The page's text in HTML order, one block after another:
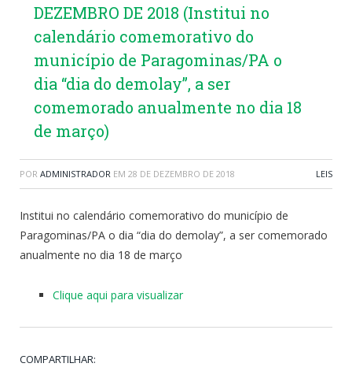
DEZEMBRO DE 2018 (Institui no
calendário comemorativo do
município de Paragominas/PA o
dia “dia do demolay”, a ser
comemorado anualmente no dia 18
de março)
POR ADMINISTRADOR EM 28 DE DEZEMBRO DE 2018 LEIS
Institui no calendário comemorativo do município de
Paragominas/PA o dia “dia do demolay”, a ser comemorado
anualmente no dia 18 de março
Clique aqui para visualizar
COMPARTILHAR: